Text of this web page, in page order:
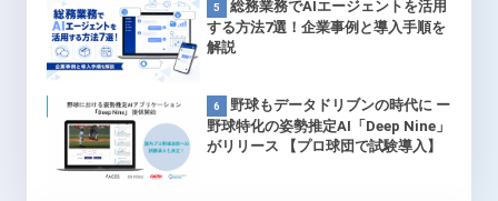
総務業務でAIエージェントを活用
する方法7選！企業事例と導入手順を
解説
野球もデータドリブンの時代に ー
野球特化の姿勢推定AI「Deep Nine」
がリリース 【プロ球団で試験導入】